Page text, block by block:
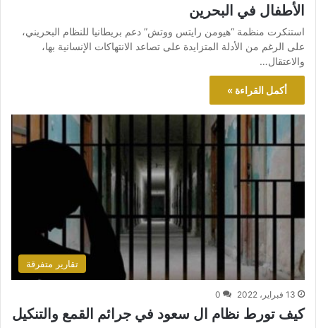
الأطفال في البحرين
استنكرت منظمة “هيومن رايتس ووتش” دعم بريطانيا للنظام البحريني،
على الرغم من الأدلة المتزايدة على تصاعد الانتهاكات الإنسانية بها،
والاعتقال…
أكمل القراءة »
تقارير متفرقة
13 فبراير، 2022 0
كيف تورط نظام ال سعود في جرائم القمع والتنكيل